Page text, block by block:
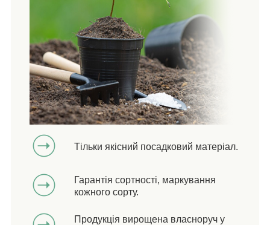
Тільки якісний посадковий матеріал.
Гарантія сортності, маркування
кожного сорту.
Продукція вирощена власноруч у